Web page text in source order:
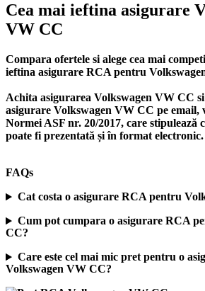
Cea mai ieftina asigurare
VW CC
Compara ofertele si alege cea mai
ieftina asigurare RCA pentru
Achita asigurarea Volkswagen VW CC
asigurare Volkswagen VW CC pe email,
Normei ASF nr. 20/2017, care stipulează
poate fi prezentată și în format electronic.
FAQs
Cat costa o asigurare RCA pentru
Cum pot cumpara o asigurare RCA
CC?
Care este cel mai mic pret pentru o
Volkswagen VW CC?